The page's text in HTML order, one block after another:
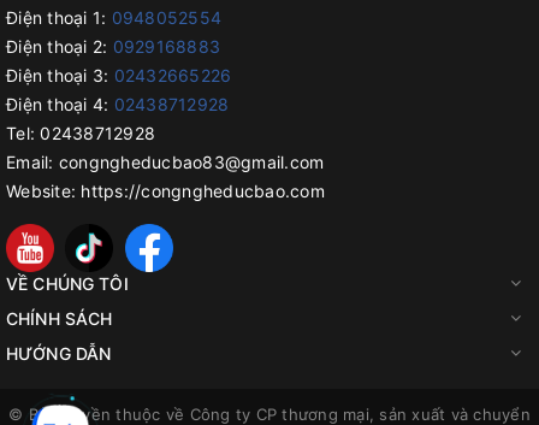
hữu, đảm bảo nhiệt độ luôn luôn chính xác và ổn định không bị
chảy rách hay nhăn đường hàn.
Máy Hàn Miệng Bao Bì M10-200mm có công suất 260W, tạo
đường hàn miệng túi rất đều và chắn chắn. Chỉ với 1 nút nhấn,
công việc đóng gói sẽ trở nên đơn giản hơn nhiều.
Cách Sử Dụng Máy Ép Túi Nilon M10-200mm
Điện thoại 1: 0948052554
Điện thoại 2: 0929168883
Điện thoại 3: 02432665226
Điện thoại 4: 02438712928
Tel: 02438712928
Email: congngheducbao83@gmail.com
Website: https://congngheducbao.com
VỀ CHÚNG TÔI
CHÍNH SÁCH
HƯỚNG DẪN
© Bản quyền thuộc về Công ty CP thương mại, sản xuất và chuyển